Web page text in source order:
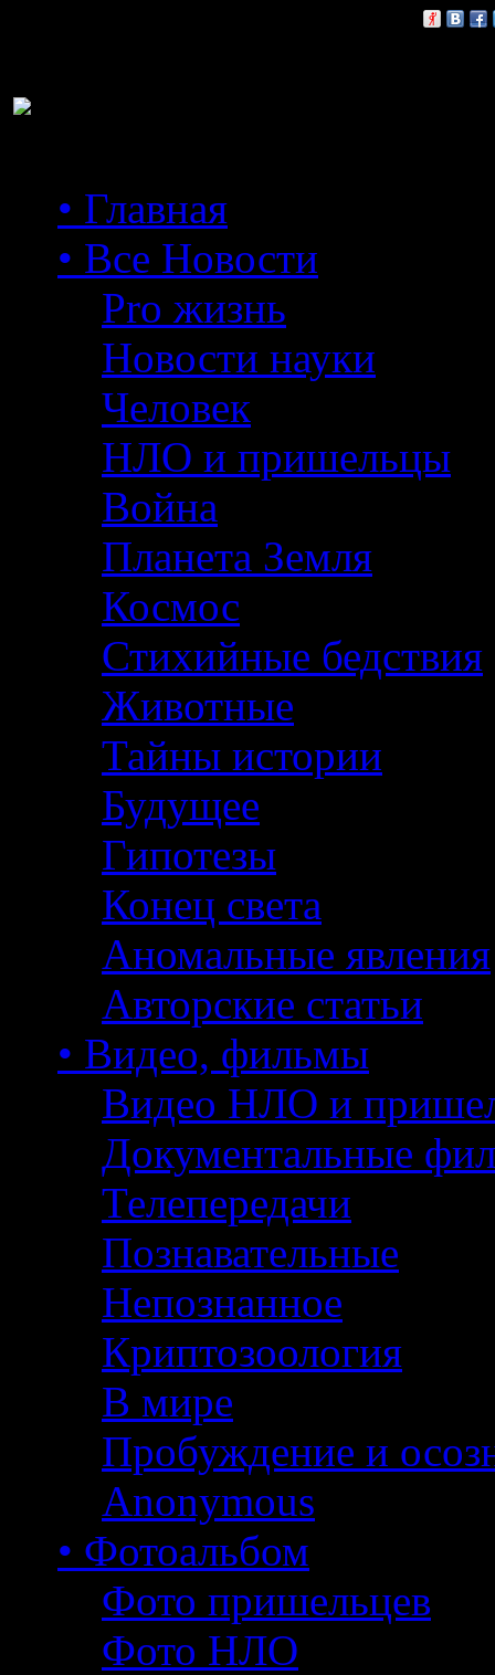
• Главная
• Все Новости
Pro жизнь
Новости науки
Человек
НЛО и пришельцы
Война
Планета Земля
Космос
Стихийные бедствия
Животные
Тайны истории
Будущее
Гипотезы
Конец света
Аномальные явления
Авторские статьи
• Видео, фильмы
Видео НЛО и
Документальные
Телепередачи
Познавательные
Непознанное
Криптозоология
В мире
Пробуждение и
Anonymous
• Фотоальбом
Фото пришельцев
Фото НЛО